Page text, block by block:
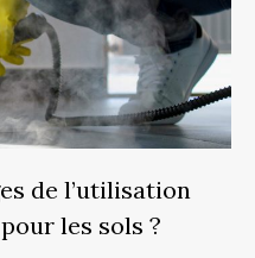
de l’utilisation
les sols ?